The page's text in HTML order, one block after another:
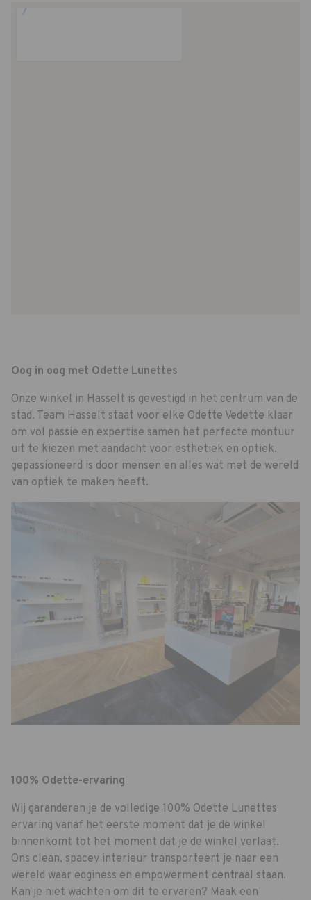
Oog in oog met Odette Lunettes
Onze winkel in Hasselt is gevestigd in het centrum van de
stad. Team Hasselt staat voor elke Odette Vedette klaar
om vol passie en expertise samen het perfecte montuur
uit te kiezen met aandacht voor esthetiek en optiek.
gepassioneerd is door mensen en alles wat met de wereld
van optiek te maken heeft.
100% Odette-ervaring
Wij garanderen je de volledige 100% Odette Lunettes
ervaring vanaf het eerste moment dat je de winkel
binnenkomt tot het moment dat je de winkel verlaat.
Ons clean, spacey interieur transporteert je naar een
wereld waar edginess en empowerment centraal staan.
Kan je niet wachten om dit te ervaren? Maak een